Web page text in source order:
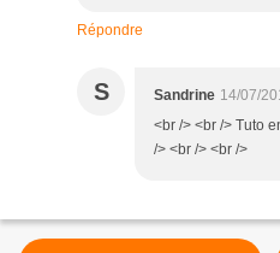
Répondre
S Sandrine 14/07/
<br /> <br /> Tuto
/> <br /> <br />